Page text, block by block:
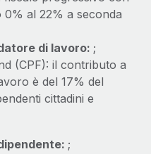
al 22% a seconda
di lavoro: ;
(CPF): il contributo a
è del 17% del
cittadini e
;